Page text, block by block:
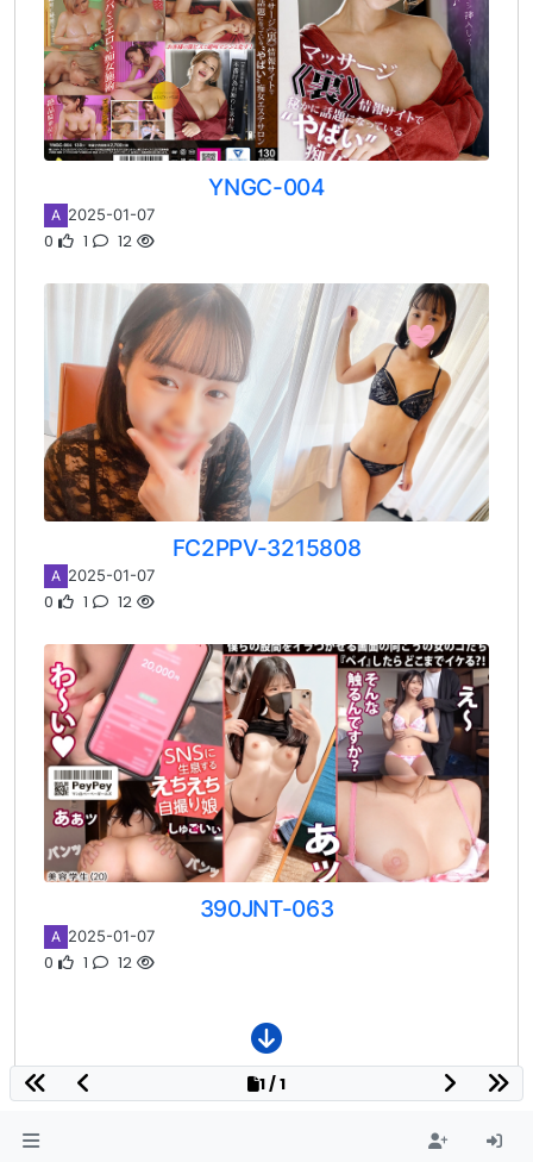
YNGC-004
A 2025-01-07
0 1 12
FC2PPV-3215808
A 2025-01-07
0 1 12
390JNT-063
A 2025-01-07
0 1 12
1 / 1